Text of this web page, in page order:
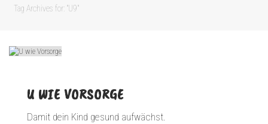
Tag Archives for: "U9"
U WIE VORSORGE
Damit dein Kind gesund aufwächst.